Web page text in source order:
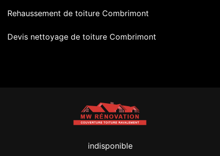
Rehaussement de toiture Combrimont
Devis nettoyage de toiture Combrimont
indisponible